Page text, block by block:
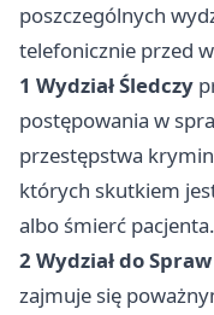
poszczególnych
telefonicznie przed
1 Wydział Śledczy
postępowania w
przestępstwa
których skutkiem
albo śmierć pacjenta.
2 Wydział do
zajmuje się